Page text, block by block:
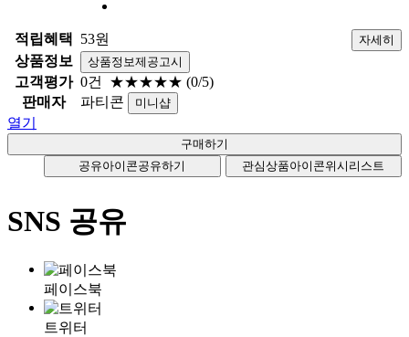
적립혜택 53원 자세히
상품정보 상품정보제공고시
고객평가 0건 ★★★★★ (0/5)
판매자
파티콘 미니샵
열기
공유아이콘공유하기 관심상품아이콘위시리스트
SNS 공유
페이스북
트위터